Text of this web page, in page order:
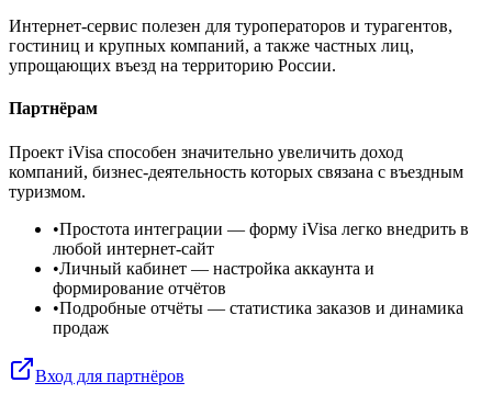
Интернет-сервис полезен для туроператоров и турагентов,
гостиниц и крупных компаний, а также частных лиц,
упрощающих въезд на территорию России.
Партнёрам
Проект iVisa способен значительно увеличить доход
компаний, бизнес-деятельность которых связана с въездным
туризмом.
•Простота интеграции — форму iVisa легко внедрить в
любой интернет-сайт
•Личный кабинет — настройка аккаунта и
формирование отчётов
•Подробные отчёты — статистика заказов и динамика
продаж
Вход для партнёров